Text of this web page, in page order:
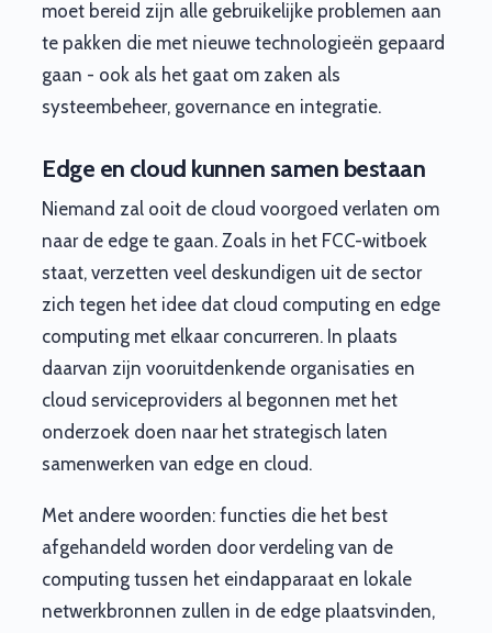
moet bereid zijn alle gebruikelijke problemen aan
te pakken die met nieuwe technologieën gepaard
gaan - ook als het gaat om zaken als
systeembeheer, governance en integratie.
Edge en cloud kunnen samen bestaan
Niemand zal ooit de cloud voorgoed verlaten om
naar de edge te gaan. Zoals in het FCC-witboek
staat, verzetten veel deskundigen uit de sector
zich tegen het idee dat cloud computing en edge
computing met elkaar concurreren. In plaats
daarvan zijn vooruitdenkende organisaties en
cloud serviceproviders al begonnen met het
onderzoek doen naar het strategisch laten
samenwerken van edge en cloud.
Met andere woorden: functies die het best
afgehandeld worden door verdeling van de
computing tussen het eindapparaat en lokale
netwerkbronnen zullen in de edge plaatsvinden,